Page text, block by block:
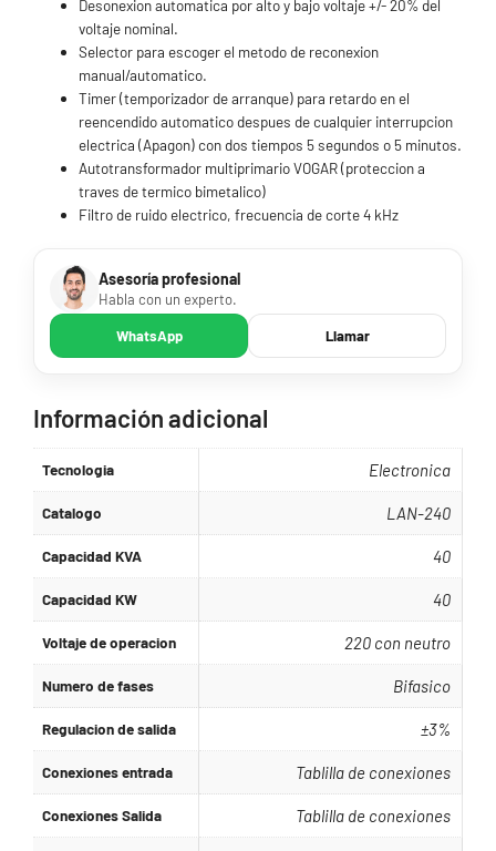
Desonexion automatica por alto y bajo voltaje +/- 20% del
voltaje nominal.
Selector para escoger el metodo de reconexion
manual/automatico.
Timer (temporizador de arranque) para retardo en el
reencendido automatico despues de cualquier interrupcion
electrica (Apagon) con dos tiempos 5 segundos o 5 minutos.
Autotransformador multiprimario VOGAR (proteccion a
traves de termico bimetalico)
Filtro de ruido electrico, frecuencia de corte 4 kHz
Asesoría profesional
Habla con un experto.
WhatsApp Llamar
Información adicional
Tecnologia Electronica
Catalogo LAN-240
Capacidad KVA 40
Capacidad KW 40
Voltaje de operacion 220 con neutro
Numero de fases Bifasico
Regulacion de salida ±3%
Conexiones entrada Tablilla de conexiones
Conexiones Salida Tablilla de conexiones